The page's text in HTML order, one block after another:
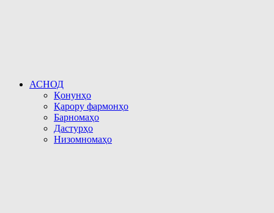
АСНОД
Қонунҳо
Қарору фармонҳо
Барномаҳо
Дастурҳо
Низомномаҳо